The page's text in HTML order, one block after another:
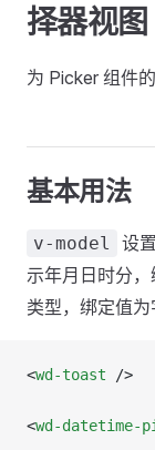
择器视图
为 Picker 组件
基本用法
v-model 设
示年月日时分，
类型，绑定值为
<wd-toast />
<wd-datetime-